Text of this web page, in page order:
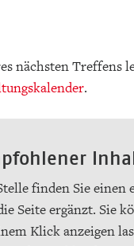
nächsten Treffens
.
finden Sie einen
Seite ergänzt. Sie
Klick anzeigen